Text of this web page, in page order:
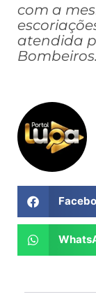
com a
atendida
Bombeiros.